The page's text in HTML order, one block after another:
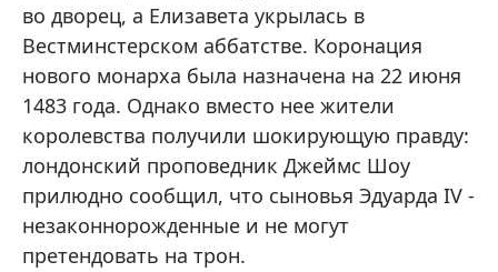
во дворец, а Елизавета укрылась в
Вестминстерском аббатстве. Коронация
нового монарха была назначена на 22 июня
1483 года. Однако вместо нее жители
королевства получили шокирующую правду:
лондонский проповедник Джеймс Шоу
прилюдно сообщил, что сыновья Эдуарда IV -
незаконнорожденные и не могут
претендовать на трон.